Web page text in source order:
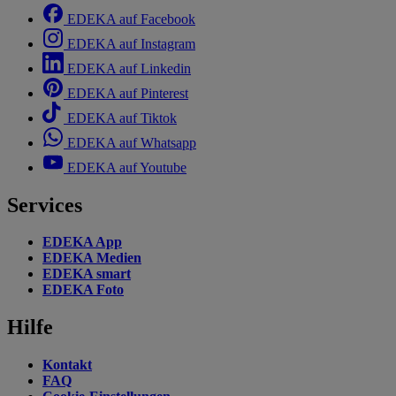
EDEKA auf Facebook
EDEKA auf Instagram
EDEKA auf Linkedin
EDEKA auf Pinterest
EDEKA auf Tiktok
EDEKA auf Whatsapp
EDEKA auf Youtube
Services
EDEKA App
EDEKA Medien
EDEKA smart
EDEKA Foto
Hilfe
Kontakt
FAQ